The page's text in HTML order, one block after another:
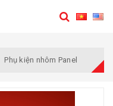
Phụ kiện nhôm Panel